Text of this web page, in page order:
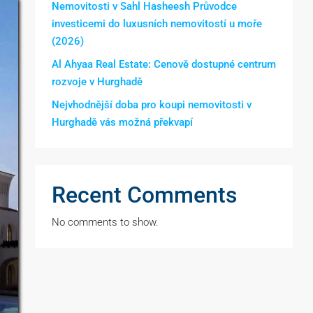
Nemovitosti v Sahl Hasheesh Průvodce
investicemi do luxusních nemovitostí u moře
(2026)
Al Ahyaa Real Estate: Cenově dostupné centrum
rozvoje v Hurghadě
Nejvhodnější doba pro koupi nemovitosti v
Hurghadě vás možná překvapí
Recent Comments
No comments to show.